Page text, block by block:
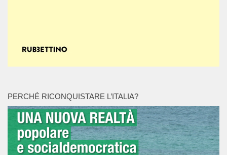
PERCHÉ RICONQUISTARE L’ITALIA?